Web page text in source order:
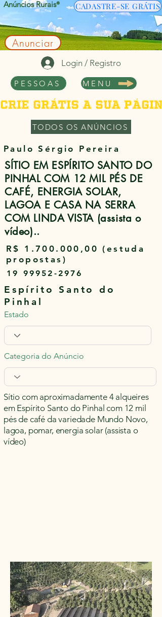
MENU
Anunciar
Login / Registro
Anúncios Rurais®
PESSOAS
CADASTRE-SE GRÁTIS
Crie grátis a sua
TODOS OS ANÚNCIOS
Paulo Sérgio Pereira
SÍTIO EM ESPÍRITO SANTO DO
PINHAL COM 12 MIL PÉS DE
CAFÉ, ENERGIA SOLAR,
LAGOA E CASA NA SERRA
COM LINDA VISTA (assista o
vídeo)..
R$ 1.700.000 ,00 (estuda
propostas)
19 99952-2976
Espírito Santo do
Pinhal
Estado
Categoria do Anúncio
Sítio com aproximadamente 4 alqueires
em Espírito Santo do Pinhal com 12 mil
pés de café da variedade Mundo Novo,
lagoa, pomar, energia solar (assista o
vídeo)